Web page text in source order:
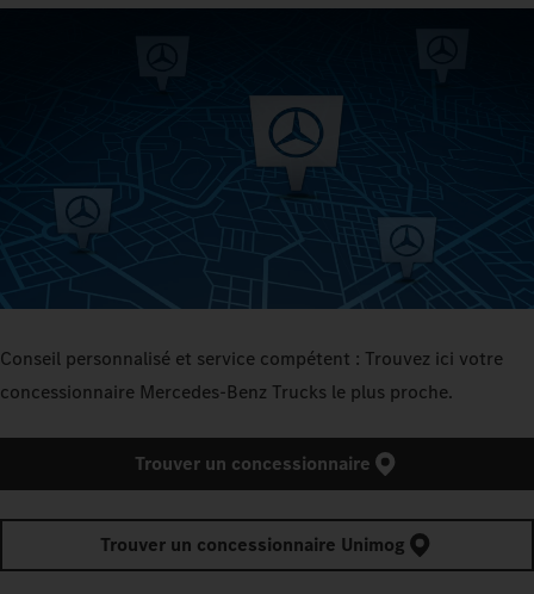
Conseil personnalisé et service compétent : Trouvez ici votre
concessionnaire Mercedes‑Benz Trucks le plus proche.
Trouver un concessionnaire
Trouver un concessionnaire Unimog